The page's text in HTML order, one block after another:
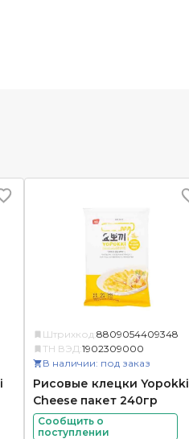
Штрихкод: 8809054409348
ТН ВЭД: 1902309000
В наличии: под заказ
Рисовые клецки Yopokki
Cheese пакет 240гр
Сообщить о
поступлении